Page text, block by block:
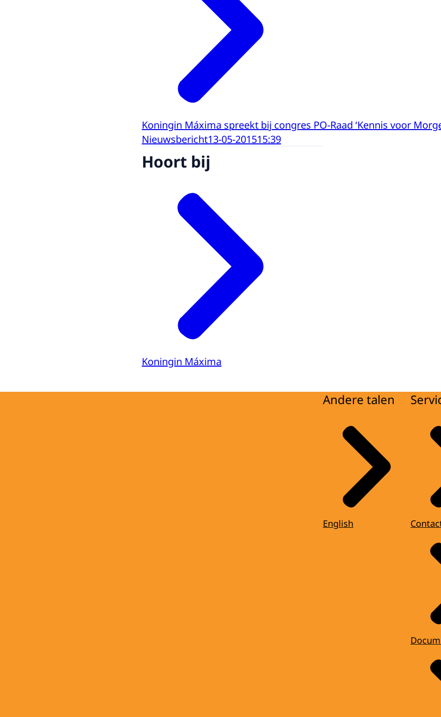
Koningin Máxima spreekt bij congres PO-Raad ‘Kennis voor
Nieuwsbericht13-05-201515:39
Hoort bij
Koningin Máxima
Andere talen
English